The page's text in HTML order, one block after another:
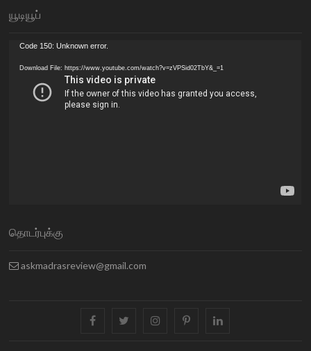
யூடியூப்
Video
Code 150: Unknown error.
Download File: https://www.youtube.com/watch?v=zVPSid02TbY&_=1
தொடர்புக்கு
askmadrasreview@gmail.com
facebook twitter instagrampinterestlinkedin